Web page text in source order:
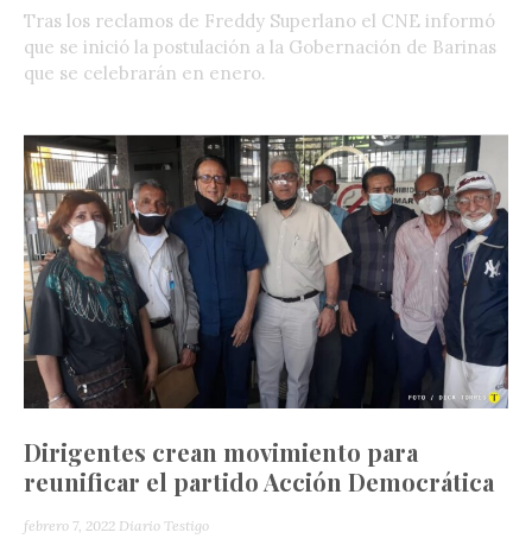
Tras los reclamos de Freddy Superlano el CNE informó
que se inició la postulación a la Gobernación de Barinas
que se celebrarán en enero.
Dirigentes crean movimiento para
reunificar el partido Acción Democrática
febrero 7, 2022 Diario Testigo